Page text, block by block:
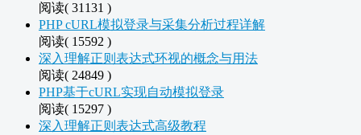
阅读( 31131 )
PHP cURL模拟登录与采集分析过程详解
阅读( 15592 )
深入理解正则表达式环视的概念与用法
阅读( 24849 )
PHP基于cURL实现自动模拟登录
阅读( 15297 )
深入理解正则表达式高级教程